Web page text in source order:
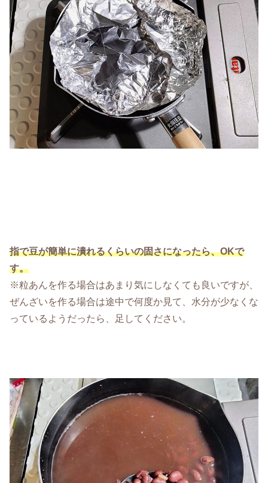
指で豆が簡単に潰れるくらいの固さになったら、OKで
す。
※粒あんを作る場合はあまり気にしなくても良いですが、
ぜんざいを作る場合は途中で何度か見て、水分が少なくな
っているようだったら、足してください。